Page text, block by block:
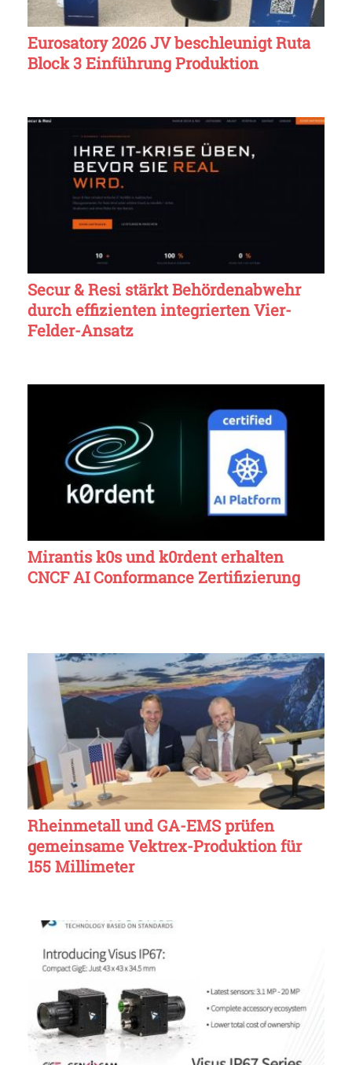
Eurosatory 2026 JV beschleunigt Ruta
Block 3 Einführung Produktion
Secur & Resi stärkt Behördenabwehr
durch effizienten integrierten Vier-
Felder-Ansatz
Mirantis k0s und k0rdent erhalten
CNCF AI Conformance Zertifizierung
Rheinmetall und GA-EMS prüfen
gemeinsame Vektrex-Produktion für
155 Millimeter